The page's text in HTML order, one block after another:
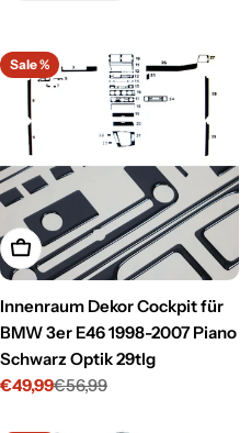
Sale %
In den Warenkorb legen
Innenraum Dekor Cockpit für
BMW 3er E46 1998-2007 Piano
Schwarz Optik 29tlg
Verkaufspreis
€49,99
Regulärer€56,99